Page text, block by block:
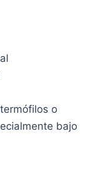
o
bajo